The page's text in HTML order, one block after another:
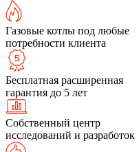
Газовые котлы под любые
потребности клиента
Бесплатная расширенная
гарантия до 5 лет
Собственный центр
исследований и разработок